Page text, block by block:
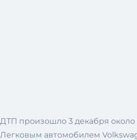
ДТП произошло 3 декабря около
Легковым автомобилем